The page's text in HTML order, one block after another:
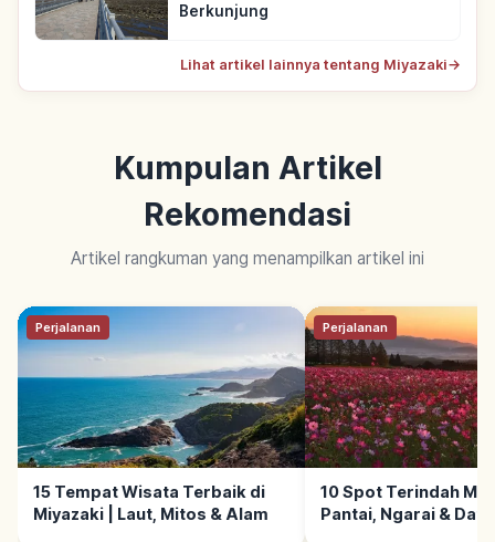
Berkunjung
Lihat artikel lainnya tentang Miyazaki→
Kumpulan Artikel
Rekomendasi
Artikel rangkuman yang menampilkan artikel ini
Perjalanan
15 Tempat Wisata Terbaik di
Miyazaki | Laut, Mitos & Alam
Perjalanan
10 Spot Terindah
Pantai, Ngarai &